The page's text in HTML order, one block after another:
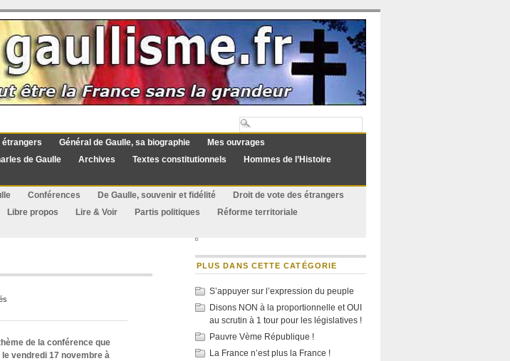
étrangers Général de Gaulle, sa biographie
Mes ouvrages
de Gaulle Archives Textes constitutionnels
Hommes de l’Histoire
Conférences De Gaulle, souvenir et fidélité
Droit de vote des étrangers
Libre propos Lire & Voir Partis politiques
Réforme territoriale
politique
sociale
de la conférence que
le vendredi 17 novembre à
PLUS DANS CETTE CATÉGORIE
S’appuyer sur l’expression du peuple
Disons NON à la proportionnelle et OUI
au scrutin à 1 tour pour les législatives !
Pauvre Vème République !
La France n’est plus la France !